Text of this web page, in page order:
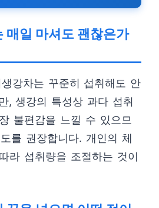
매일 마셔도 괜찮은가
강차는 꾸준히 섭취해도 안
, 생강의 특성상 과다 섭취
불편감을 느낄 수 있으므
를 권장합니다. 개인의 체
라 섭취량을 조절하는 것이